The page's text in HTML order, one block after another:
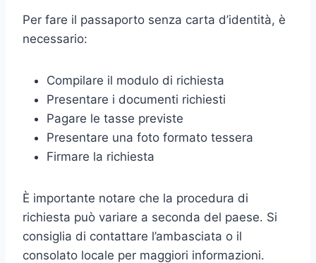
Per fare il passaporto senza carta d’identità, è
necessario:
Compilare il modulo di richiesta
Presentare i documenti richiesti
Pagare le tasse previste
Presentare una foto formato tessera
Firmare la richiesta
È importante notare che la procedura di
richiesta può variare a seconda del paese. Si
consiglia di contattare l’ambasciata o il
consolato locale per maggiori informazioni.